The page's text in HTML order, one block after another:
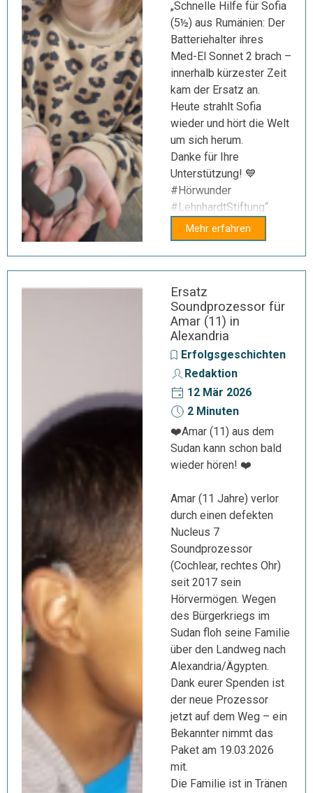
„Schnelle Hilfe für Sofia
(5½) aus Rumänien: Der
Batteriehalter ihres
Med-El Sonnet 2 brach –
innerhalb kürzester Zeit
kam der Ersatz an.
Heute strahlt Sofia
wieder und hört die Welt
um sich herum.
Danke für Ihre
Unterstützung! 💙
#Hörwunder
#LehnhardtStiftung“
Mehr erfahren
Ersatz
Soundprozessor für
Amar (11) in
Alexandria
Erfolgsgeschichten
Redaktion
12 Mär 2026
2 Minuten
❤️Amar (11) aus dem
Sudan kann schon bald
wieder hören! ❤️
Amar (11 Jahre) verlor
durch einen defekten
Nucleus 7
Soundprozessor
(Cochlear, rechtes Ohr)
seit 2017 sein
Hörvermögen. Wegen
des Bürgerkriegs im
Sudan floh seine Familie
über den Landweg nach
Alexandria/Ägypten.
Dank eurer Spenden ist
der neue Prozessor
jetzt auf dem Weg – ein
Bekannter nimmt das
Paket am 19.03.2026
mit.
Die Familie ist in Tränen